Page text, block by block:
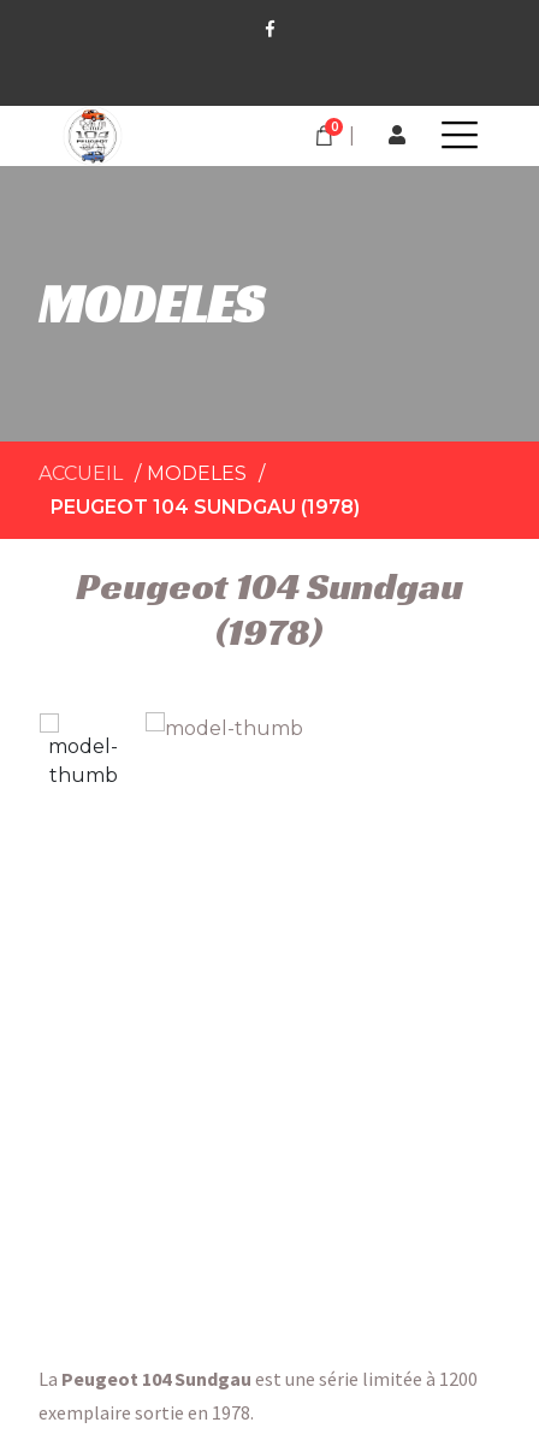
0
MODELES
ACCUEIL
MODELES
PEUGEOT 104 SUNDGAU (1978)
Peugeot 104 Sundgau
(1978)
La Peugeot 104 Sundgau est une série limitée à 1200
exemplaire sortie en 1978.